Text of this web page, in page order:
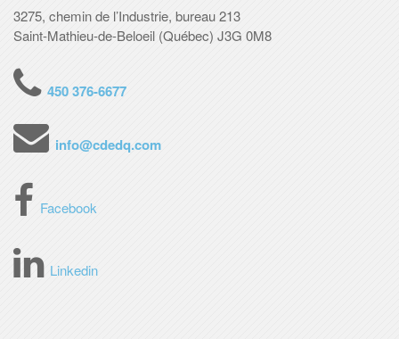
3275, chemin de l’Industrie, bureau 213
Saint-Mathieu-de-Beloeil (Québec) J3G 0M8
450 376-6677
info@cdedq.com
Facebook
Linkedin